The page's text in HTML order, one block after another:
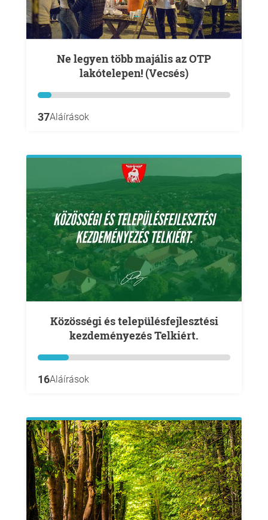
Ne legyen több majális az OTP
lakótelepen! (Vecsés)
37Aláírások
Közösségi és településfejlesztési
kezdeményezés Telkiért.
16Aláírások